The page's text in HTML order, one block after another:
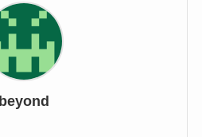
beyond